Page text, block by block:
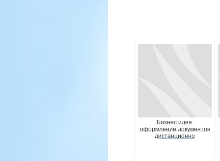
Бизнес идея:
оформление документов
дистанционно